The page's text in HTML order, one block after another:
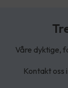
Våre dyktige,
Kontakt oss